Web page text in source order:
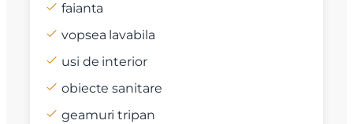
faianta
vopsea lavabila
usi de interior
obiecte sanitare
geamuri tripan